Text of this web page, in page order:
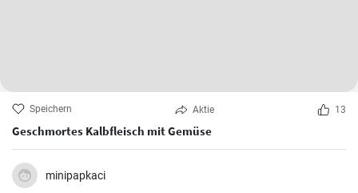
Speichern Aktie 13
Geschmortes Kalbfleisch mit Gemüse
minipapkaci